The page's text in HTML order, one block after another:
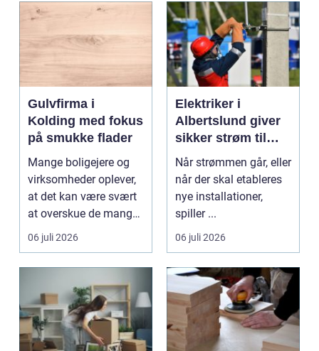
Gulvfirma i
Kolding med fokus
på smukke flader
Mange boligejere og
virksomheder oplever,
at det kan være svært
at overskue de mange
gul...
06 juli 2026
Elektriker i
Albertslund giver
sikker strøm til
danske boliger
Når strømmen går, eller
når der skal etableres
nye installationer,
spiller ...
06 juli 2026